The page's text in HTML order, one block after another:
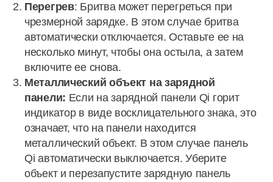
Перегрев: Бритва может перегреться при
чрезмерной зарядке. В этом случае бритва
автоматически отключается. Оставьте ее на
несколько минут, чтобы она остыла, а затем
включите ее снова.
Металлический объект на зарядной
панели: Если на зарядной панели Qi горит
индикатор в виде восклицательного знака, это
означает, что на панели находится
металлический объект. В этом случае панель
Qi автоматически выключается. Уберите
объект и перезапустите зарядную панель